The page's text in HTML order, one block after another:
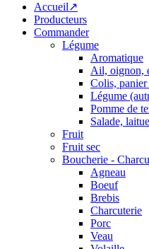
Accueil↗
Producteurs
Commander
Légume
Aromatique
Ail, oignon,
Colis, panier
Légume
Pomme de
Salade, laitue
Fruit
Fruit sec
Boucherie -
Agneau
Boeuf
Brebis
Charcuterie
Porc
Veau